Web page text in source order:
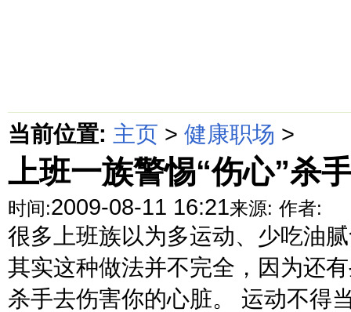
当前位置: 主页 > 健康职场 >
上班一族警惕“伤心”杀
时间:2009-08-11 16:21来源: 作者:
很多上班族以为多运动、少吃油
其实这种做法并不完全，因为还
杀手去伤害你的心脏。 运动不得